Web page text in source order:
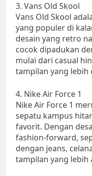
3. Vans Old Skool
Vans Old Skool
yang populer di
desain yang retro
cocok dipadukan
mulai dari casual
tampilan yang lebih
4. Nike Air Force 1
Nike Air Force 1
sepatu kampus
favorit. Dengan
fashion-forward,
dengan jeans,
tampilan yang lebih